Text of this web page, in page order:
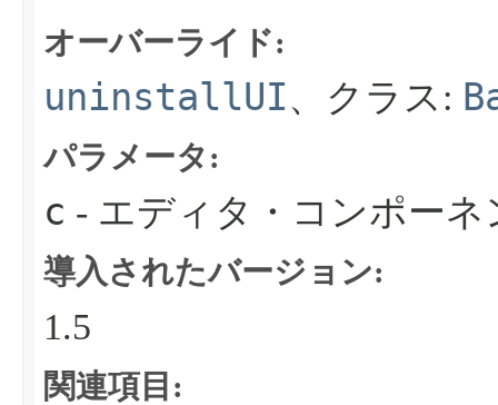
オーバーライド:
uninstallUI、クラス:
パラメータ:
c - エディタ・コンポーネ
導入されたバージョン:
1.5
関連項目: